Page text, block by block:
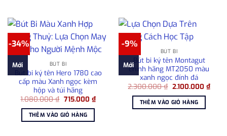
-34%
Mới BÚT BI
Bút bi ký tên Hero 1780 cao
cấp màu Xanh ngọc kèm
hộp và túi hãng
1.080.000₫ Giá
là:
1.080.000 ₫.
715.000 ₫Giá
hiện
THÊM VÀO GIỎ HÀNG
-9%
Mới
BÚT BI
Bút bi ký tên Montagut
chính hãng MT2050 màu
xanh ngọc đính đá
2.300.000₫ Giá
là:
2.300.000 ₫.
2.100.000 ₫Giá
hiện
THÊM VÀO GIỎ HÀNG